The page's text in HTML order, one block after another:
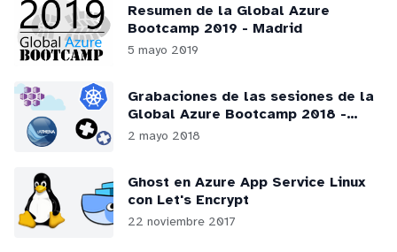
Resumen de la Global Azure
Bootcamp 2019 - Madrid
5 mayo 2019
Grabaciones de las sesiones de la
Global Azure Bootcamp 2018 -
Madrid
2 mayo 2018
Ghost en Azure App Service Linux
con Let's Encrypt
22 noviembre 2017